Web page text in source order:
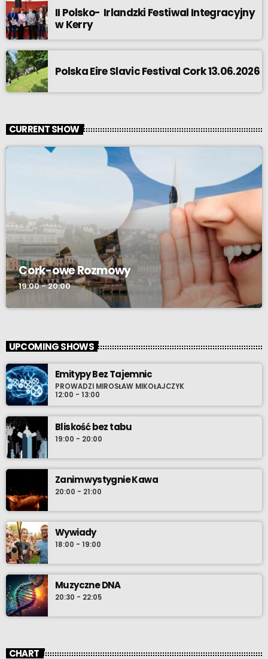
II Polsko- Irlandzki Festiwal Integracyjny
w Kerry
Polska Eire Slavic Festival Cork 13.06.2026
CURRENT SHOW
AUDYCJA
Cork-owe Rozmowy
19:00 - 20:00
UPCOMING SHOWS
Emitypy Bez Tajemnic
PROWADZI MIROSŁAW MIKOŁAJCZYK
12:00 - 13:00
Bliskość bez tabu
19:00 - 20:00
Zanim wystygnie Kawa
20:00 - 21:00
Wywiady
18:00 - 19:00
Muzyczne DNA
20:30 - 22:05
CHART